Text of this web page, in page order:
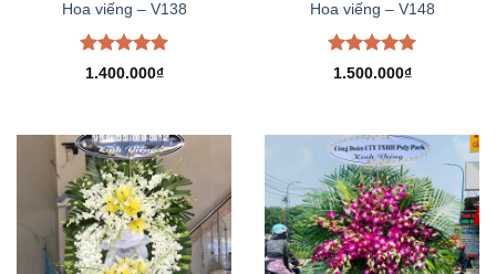
Hoa viếng – V138
Được xếp
1.400.000₫
Hoa viếng – V148
Được xếp
1.500.000₫